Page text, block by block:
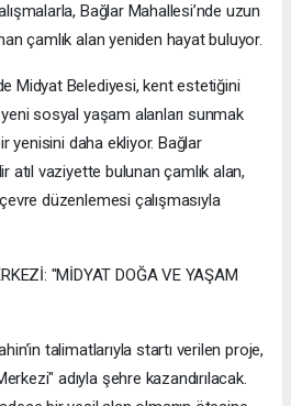
Bağlar Mahallesi’nde uzun
çamlık alan yeniden hayat buluyor.
Midyat Belediyesi, kent estetiğini
sosyal yaşam alanları sunmak
yenisini daha ekliyor. Bağlar
atıl vaziyette bulunan çamlık alan,
düzenlemesi çalışmasıyla
"MİDYAT DOĞA VE YAŞAM
talimatlarıyla startı verilen proje,
adıyla şehre kazandırılacak.